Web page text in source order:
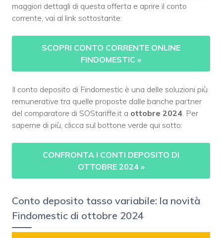
maggiori dettagli di questa offerta e aprire il conto
corrente, vai al link sottostante:
SCOPRI CONTO CORRENTE ONLINE
FINDOMESTIC »
Il conto deposito di Findomestic è una delle soluzioni più
remunerative tra quelle proposte dalle banche partner
del comparatore di SOStariffe.it a ottobre 2024 . Per
saperne di più, clicca sul bottone verde qui sotto:
CONFRONTA I CONTI DEPOSITO DI
OTTOBRE 2024 »
Conto deposito tasso variabile: la novità
Findomestic di ottobre 2024